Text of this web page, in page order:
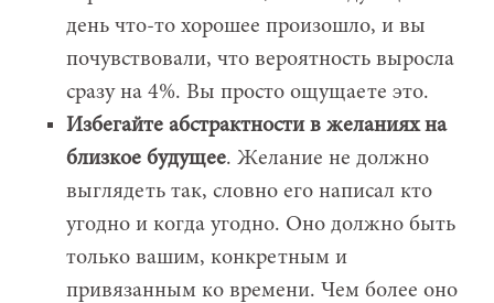
день что-то хорошее произошло, и вы
почувствовали, что вероятность выросла
сразу на 4%. Вы просто ощущаете это.
Избегайте абстрактности в желаниях на
близкое будущее. Желание не должно
выглядеть так, словно его написал кто
угодно и когда угодно. Оно должно быть
только вашим, конкретным и
привязанным ко времени. Чем более оно